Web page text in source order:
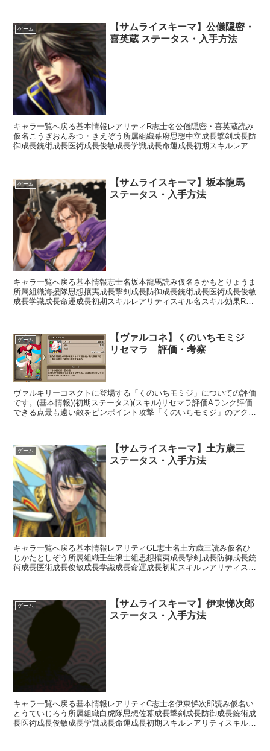
ゲーム
【サムライスキーマ】公儀隠密・
喜英蔵 ステータス・入手方法
キャラ一覧へ戻る基本情報レアリティR志士名公儀隠密・喜英蔵読み
仮名こうぎおんみつ・きえぞう所属組織幕府思想中立成長撃剣成長防
御成長銃術成長医術成長俊敏成長学識成長命運成長初期スキルレアリ
ゲーム
【サムライスキーマ】坂本龍馬
ステータス・入手方法
キャラ一覧へ戻る基本情報志士名坂本龍馬読み仮名さかもとりょうま
所属組織海援隊思想攘夷成長撃剣成長防御成長銃術成長医術成長俊敏
成長学識成長命運成長初期スキルレアリティスキル名スキル効果R龍
ゲーム
【ヴァルコネ】くのいちモミジ
リセマラ 評価・考察
ヴァルキリーコネクトに登場する「くのいちモミジ」についての評価
です。(基本情報)(初期ステータス)(スキル)リセマラ評価Aランク評価
できる点最も遠い敵をピンポイント攻撃「くのいちモミジ」のアクシ
ゲーム
【サムライスキーマ】土方歳三
ステータス・入手方法
キャラ一覧へ戻る基本情報レアリティGL志士名土方歳三読み仮名ひ
じかたとしぞう所属組織壬生浪士組思想攘夷成長撃剣成長防御成長銃
術成長医術成長俊敏成長学識成長命運成長初期スキルレアリティスキ
ゲーム
【サムライスキーマ】伊東悌次郎
ステータス・入手方法
キャラ一覧へ戻る基本情報レアリティC志士名伊東悌次郎読み仮名い
とうていじろう所属組織白虎隊思想佐幕成長撃剣成長防御成長銃術成
長医術成長俊敏成長学識成長命運成長初期スキルレアリティスキル名